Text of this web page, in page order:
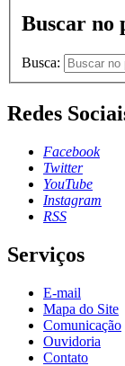
Buscar no
Busca:
Redes
Facebook
Twitter
YouTube
Instagram
RSS
Serviços
E-mail
Mapa do Site
Comunicação
Ouvidoria
Contato